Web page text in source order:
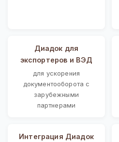
Диадок для
экспортеров и ВЭД
для ускорения
документооборота с
зарубежными
партнерами
Интеграция Диадок